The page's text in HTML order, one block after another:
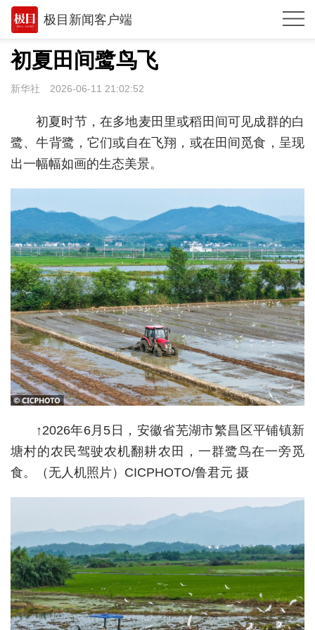
极目新闻客户端
推荐
体育
时政
湖北
环球
专题
极客圈
经济
城建
科教
健康
悠游
房产
消费
创意
初夏田间鹭鸟飞
新华社 2026-06-11 21:02:52
初夏时节，在多地麦田里或稻田间可见成群的白
鹭、牛背鹭，它们或自在飞翔，或在田间觅食，呈现
出一幅幅如画的生态美景。
↑2026年6月5日，安徽省芜湖市繁昌区平铺镇新
塘村的农民驾驶农机翻耕农田，一群鹭鸟在一旁觅
食。（无人机照片）CICPHOTO/鲁君元 摄